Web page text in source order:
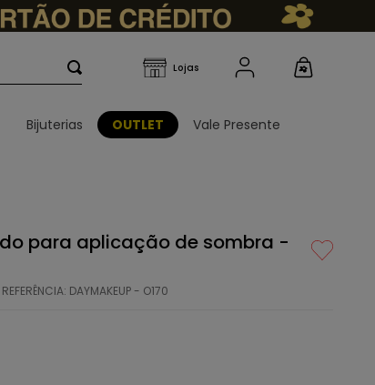
Bijuterias OUTLET Vale Presente
para aplicação de sombra -
REFERÊNCIA: DAYMAKEUP - O170